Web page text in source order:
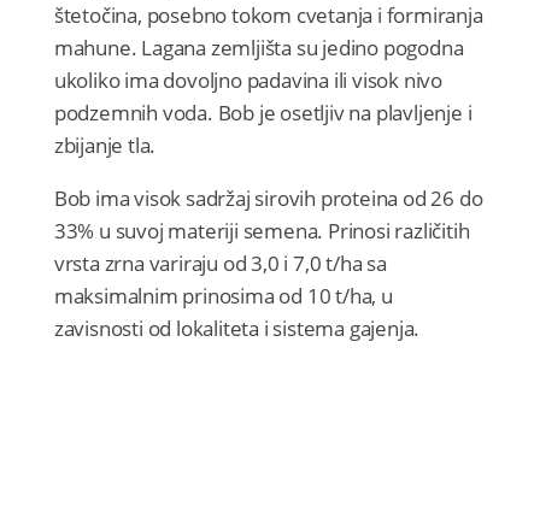
štetočina, posebno tokom cvetanja i formiranja
mahune. Lagana zemljišta su jedino pogodna
ukoliko ima dovoljno padavina ili visok nivo
podzemnih voda. Bob je osetljiv na plavljenje i
zbijanje tla.
Bob ima visok sadržaj sirovih proteina od 26 do
33% u suvoj materiji semena. Prinosi različitih
vrsta zrna variraju od 3,0 i 7,0 t/ha sa
maksimalnim prinosima od 10 t/ha, u
zavisnosti od lokaliteta i sistema gajenja.